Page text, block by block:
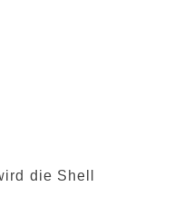
die Shell